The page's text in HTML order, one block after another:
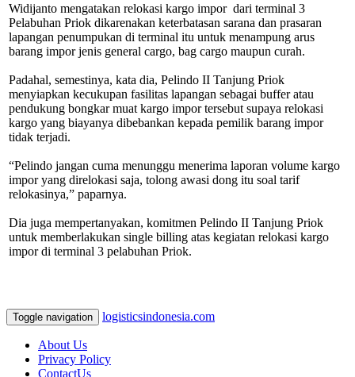
Widijanto mengatakan relokasi kargo impor dari terminal 3
Pelabuhan Priok dikarenakan keterbatasan sarana dan prasaran
lapangan penumpukan di terminal itu untuk menampung arus
barang impor jenis general cargo, bag cargo maupun curah.
Padahal, semestinya, kata dia, Pelindo II Tanjung Priok
menyiapkan kecukupan fasilitas lapangan sebagai buffer atau
pendukung bongkar muat kargo impor tersebut supaya relokasi
kargo yang biayanya dibebankan kepada pemilik barang impor
tidak terjadi.
“Pelindo jangan cuma menunggu menerima laporan volume kargo
impor yang direlokasi saja, tolong awasi dong itu soal tarif
relokasinya,” paparnya.
Dia juga mempertanyakan, komitmen Pelindo II Tanjung Priok
untuk memberlakukan single billing atas kegiatan relokasi kargo
impor di terminal 3 pelabuhan Priok.
Toggle navigation logisticsindonesia.com
About Us
Privacy Policy
ContactUs